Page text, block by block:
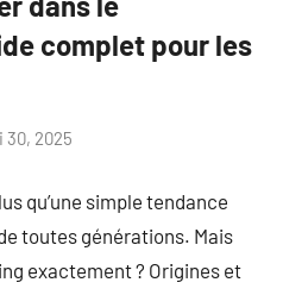
complet pour les
30, 2025
qu’une simple tendance
toutes générations. Mais
exactement ? Origines et